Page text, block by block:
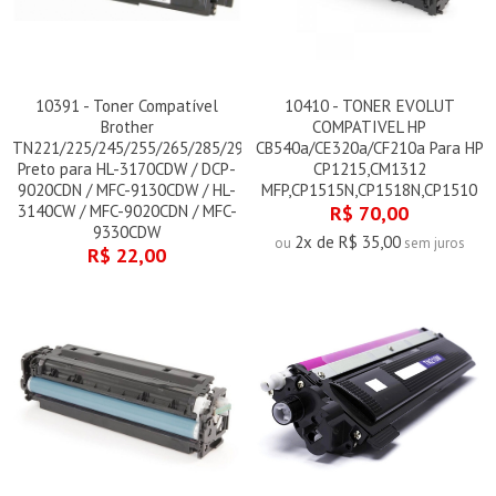
10391 - Toner Compatível
Brother
TN221/225/245/255/265/285/296
Preto para HL-3170CDW / DCP-
9020CDN / MFC-9130CDW / HL-
3140CW / MFC-9020CDN / MFC-
9330CDW
R$ 22,00
10410 - TONER EVOLUT
COMPATIVEL HP
CB540a/CE320a/CF210a Para HP
CP1215,CM1312
MFP,CP1515N,CP1518N,CP1510
R$ 70,00
ou 2x de R$ 35,00sem juros